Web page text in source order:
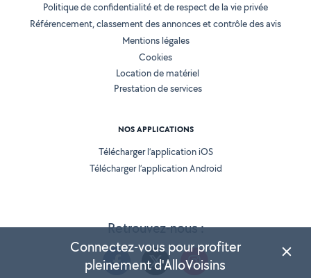
Retrouvez-nous :
Politique de confidentialité et de respect de la vie privée
Référencement, classement des annonces et contrôle des avis
Mentions légales
Cookies
Location de matériel
Prestation de services
NOS APPLICATIONS
Télécharger l’application iOS
Télécharger l’application Android
Connectez-vous pour profiter
pleinement d'AlloVoisins